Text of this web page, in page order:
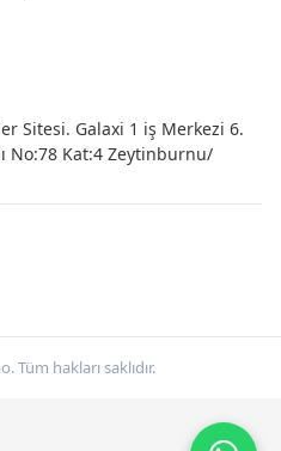
Sitesi. Galaxi 1 iş Merkezi 6.
No:78 Kat:4 Zeytinburnu/
Tüm hakları saklıdır.